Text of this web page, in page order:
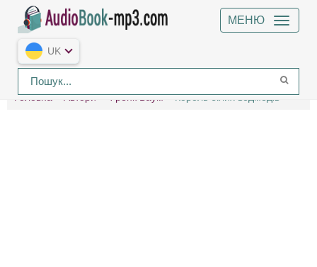
МЕНЮ
UK
Головна Автори Френк Баум Король білих ведмедів